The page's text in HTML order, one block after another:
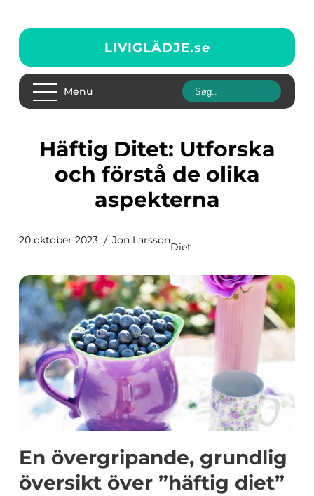
LIVIGLÄDJE.se
Menu
Häftig Ditet: Utforska
och förstå de olika
aspekterna
20 oktober 2023 Jon Larsson
Diet
En övergripande, grundlig
översikt över ”häftig diet”